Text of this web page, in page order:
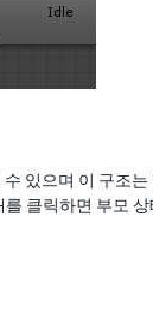
수 있으며 이 구조
클릭하면 부모